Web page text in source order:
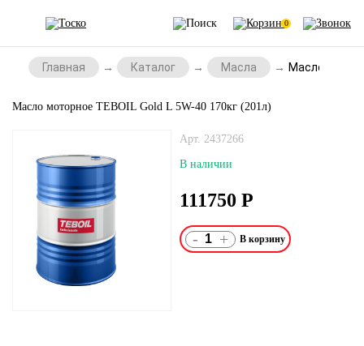
0
Главная Каталог Масла Масло
Масло моторное TEBOIL Gold L 5W-40 170кг (201л)
Арт. 2437266
В наличии
111750 Р
- +